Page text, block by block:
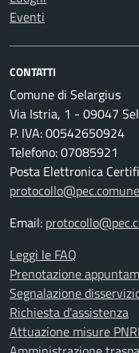
Eventi
CONTATTI
Comune di Selargius
Via Istria, 1 - 09047
P. IVA: 00542650924
Telefono: 07085921
Posta Elettronica
Email:
Leggi le FAQ
Prenotazione
Segnalazione
Richiesta d'assistenza
Attuazione misure